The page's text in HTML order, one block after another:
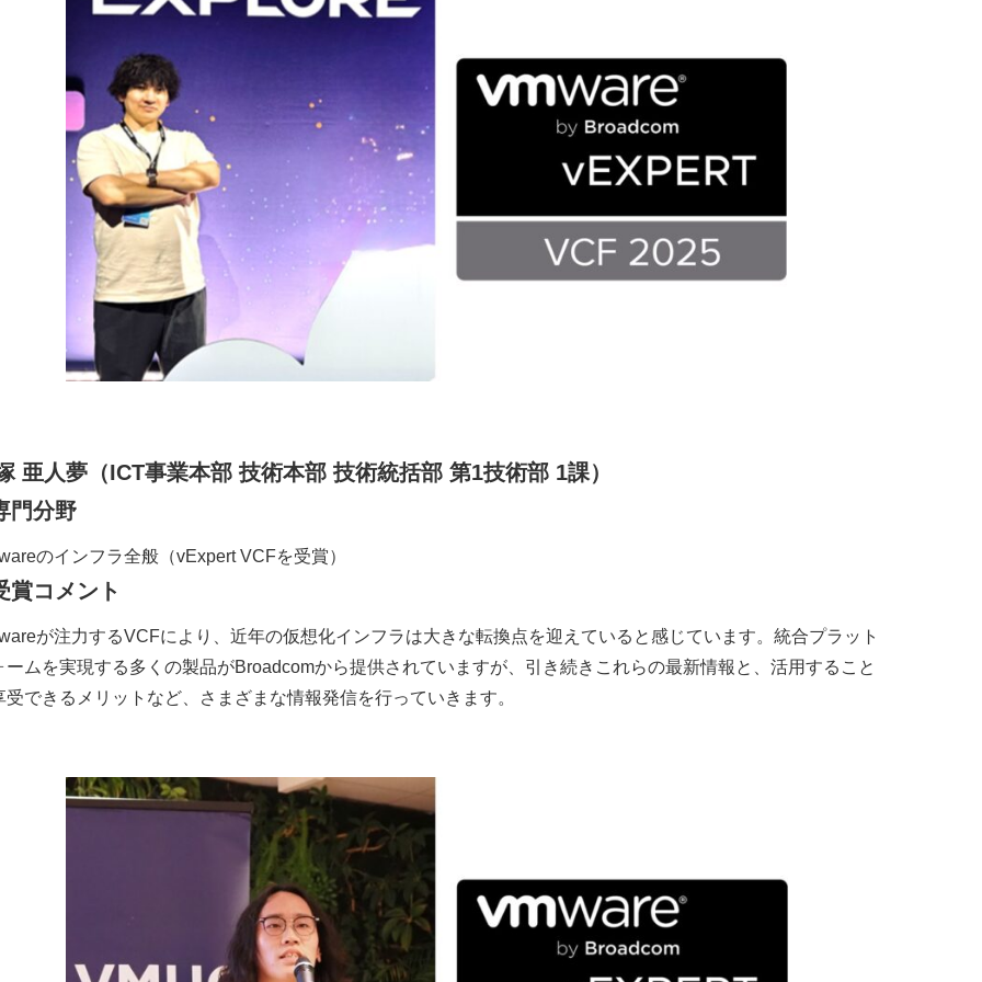
亜人夢 （ICT事業本部 技術本部 技術統括部 第1技術部 1課）
門分野
のインフラ全般（vExpert VCFを受賞）
賞コメント
が注力するVCFにより、近年の仮想化インフラは大きな転換点を迎えていると感じています。統合プラット
ームを実現する多くの製品がBroadcomから提供されていますが、引き続きこれらの最新情報と、活用すること
受できるメリットなど、さまざまな情報発信を行っていきます。